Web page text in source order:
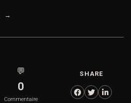
💬
0
Commentaire
SHARE